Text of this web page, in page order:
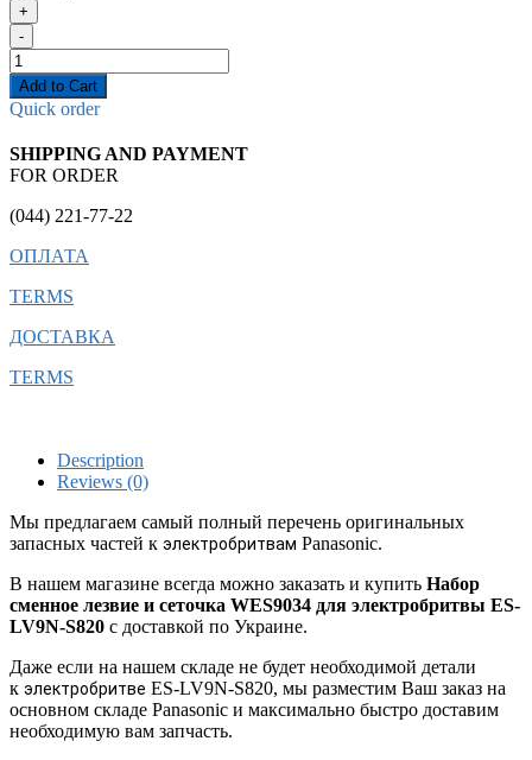
+
-
Add to Cart
Quick order
SHIPPING AND PAYMENT
FOR ORDER
(044) 221-77-22
ОПЛАТА
TERMS
ДОСТАВКА
TERMS
Description
Reviews (0)
Мы предлагаем самый полный перечень оригинальных
запасных частей к электробритвам Panasonic.
В нашем магазине всегда можно заказать и купить Набор
сменное лезвие и сеточка WES9034 для электробритвы ES-
LV9N-S820 с доставкой по Украине.
Даже если на нашем складе не будет необходимой детали
к электробритве ES-LV9N-S820, мы разместим Ваш заказ на
основном складе Panasonic и максимально быстро доставим
необходимую вам запчасть.